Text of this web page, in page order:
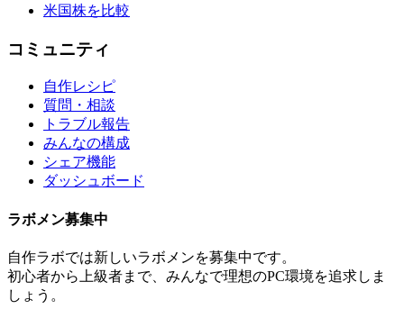
米国株を比較
コミュニティ
自作レシピ
質問・相談
トラブル報告
みんなの構成
シェア機能
ダッシュボード
ラボメン募集中
自作ラボでは新しいラボメンを募集中です。
初心者から上級者まで、みんなで理想のPC環境を追求しま
しょう。